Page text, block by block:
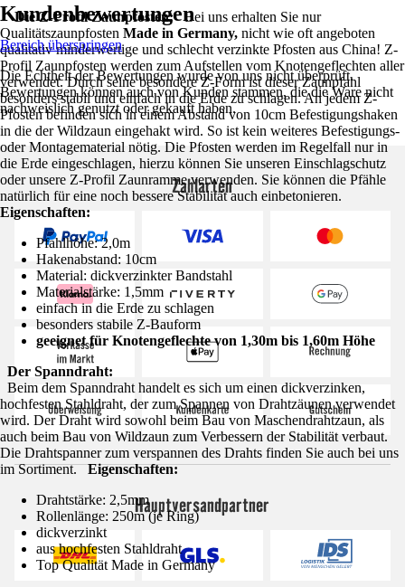
Die Z-Profil Zaunpfosten:Bei uns erhalten Sie nur
Qualitätszaunpfosten Made in Germany, nicht wie oft angeboten
qualitativ minderwertige und schlecht verzinkte Pfosten aus China! Z-
Profil Zaunpfosten werden zum Aufstellen vom Knotengeflechten aller
verwendet. Durch seine besondere Z-Form ist dieser Zaunpfahl
besonders stabil und einfach in die Erde zu schlagen. An jedem Z-
Pfosten befinden sich in einem Abstand von 10cm Befestigungshaken
in die der Wildzaun eingehakt wird. So ist kein weiteres Befestigungs-
oder Montagematerial nötig. Die Pfosten werden im Regelfall nur in
die Erde eingeschlagen, hierzu können Sie unseren Einschlagschutz
oder unsere Z-Profil Zaunramme verwenden. Sie können die Pfähle
natürlich für eine noch bessere Stabilität auch einbetonieren.
Eigenschaften:
Pfahlhöhe: 2,0m
Hakenabstand: 10cm
Material: dickverzinkter Bandstahl
Materialstärke: 1,5mm
einfach in die Erde zu schlagen
besonders stabile Z-Bauform
geeignet für Knotengeflechte von 1,30m bis 1,60m Höhe
Der Spanndraht:
Beim dem Spanndraht handelt es sich um einen dickverzinken,
hochfesten Stahldraht, der zum Spannen von Drahtzäunen verwendet
wird. Der Draht wird sowohl beim Bau von Maschendrahtzaun, als
auch beim Bau von Wildzaun zum Verbessern der Stabilität verbaut.
Die Drahtspanner zum verspannen des Drahts finden Sie auch bei uns
im Sortiment.Eigenschaften:
Drahtstärke: 2,5mm
Rollenlänge: 250m (je Ring)
dickverzinkt
aus hochfesten Stahldraht
Top Qualität Made in Germany
Kundenbewertungen
Bereich überspringen
Die Echtheit der Bewertungen wurde von uns nicht überprüft.
Bewertungen können auch von Kunden stammen, die die Ware nicht
nachweislich genutzt oder gekauft haben.
Zahlarten
Hauptversandpartner